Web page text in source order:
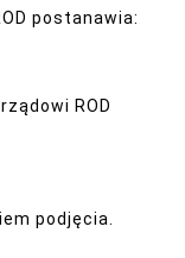
postanawia:
ROD
podjęcia.